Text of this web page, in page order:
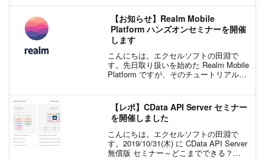
の事前に定義された画像セットを検出お
よびトラッキン...
【お知らせ】Realm Mobile
Platform ハンズオンセミナーを開催
します
こんにちは。エクセルソフトの田淵で
す。先日取り扱いを始めた Realm Mobile
Platform ですが、そのチュートリアルを
【レポ】CData API Server セミナー
を開催しました
こんにちは。エクセルソフトの田淵で
す。2019/10/31(木) に CData API Server
無償版 セミナー～どこまでできる？